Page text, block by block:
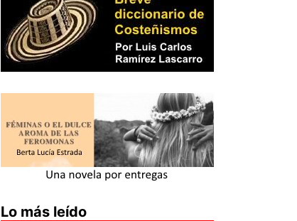
Lo más leído